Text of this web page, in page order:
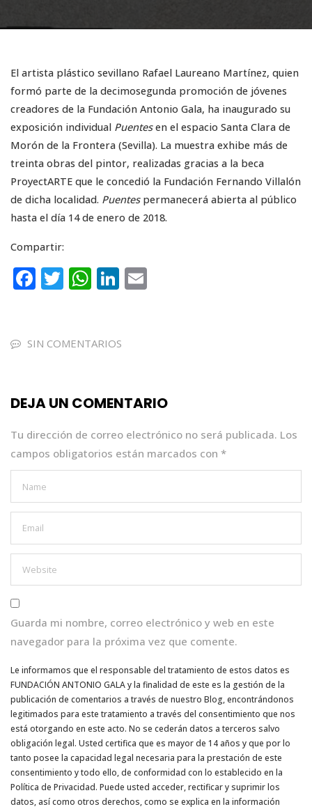
El artista plástico sevillano Rafael Laureano Martínez, quien
formó parte de la decimosegunda promoción de jóvenes
creadores de la Fundación Antonio Gala, ha inaugurado su
exposición individual Puentesen el espacio Santa Clara de
Morón de la Frontera (Sevilla). La muestra exhibe más de
treinta obras del pintor, realizadas gracias a la beca
ProyectARTE que le concedió la Fundación Fernando Villalón
de dicha localidad. Puentespermanecerá abierta al público
hasta el día 14 de enero de 2018.
Compartir:
F
e
o
k
T
te
W
ts
p
Li
e
SIN COMENTARIOS
DEJA UN COMENTARIO
Tu dirección de correo electrónico no será publicada. Los
campos obligatorios están marcados con *
Guarda mi nombre, correo electrónico y web en este
navegador para la próxima vez que comente.
Le informamos que el responsable del tratamiento de estos datos es
FUNDACIÓN ANTONIO GALA y la finalidad de este es la gestión de la
publicación de comentarios a través de nuestro Blog, encontrándonos
legitimados para este tratamiento a través del consentimiento que nos
está otorgando en este acto. No se cederán datos a terceros salvo
obligación legal. Usted certifica que es mayor de 14 años y que por lo
tanto posee la capacidad legal necesaria para la prestación de este
consentimiento y todo ello, de conformidad con lo establecido en la
Política de Privacidad. Puede usted acceder, rectificar y suprimir los
datos, así como otros derechos, como se explica en la información